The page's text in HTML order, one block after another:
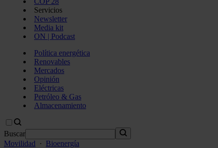
Servicios
Newsletter
Media kit
ON | Podcast
Política energética
Renovables
Mercados
Opinión
Eléctricas
Petróleo & Gas
Almacenamiento
Buscar
Movilidad
· Bioenergía